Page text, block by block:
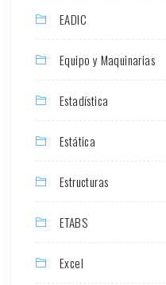
EADIC
Equipo y Maquinarias
Estadística
Estática
Estructuras
ETABS
Excel